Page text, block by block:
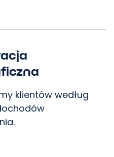
klientów według